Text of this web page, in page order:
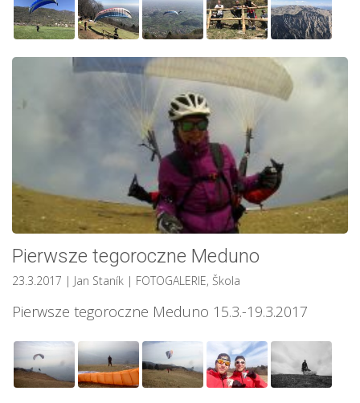
Pierwsze tegoroczne Meduno
23.3.2017 | Jan Staník | FOTOGALERIE, Škola
Pierwsze tegoroczne Meduno 15.3.-19.3.2017